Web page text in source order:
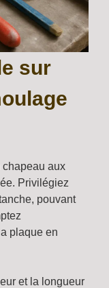
sur
chapeau aux
Privilégiez
pouvant
plaque en
et la longueur